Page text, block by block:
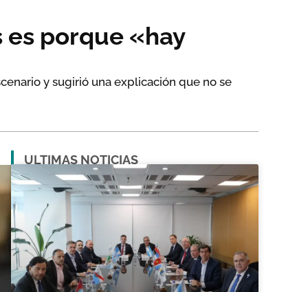
porque «hay
y sugirió una explicación que no se
ULTIMAS NOTICIAS